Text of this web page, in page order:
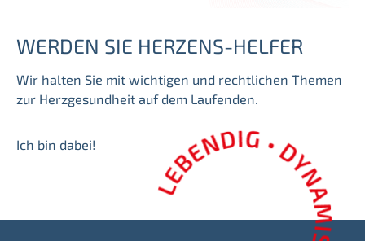
WERDEN SIE HERZENS-HELFER
Wir halten Sie mit wichtigen und rechtlichen Themen
zur Herzgesundheit auf dem Laufenden.
Ich bin dabei!